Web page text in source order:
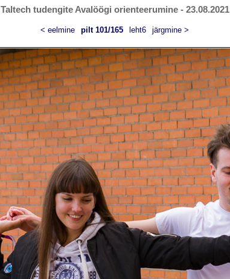
Taltech tudengite Avalöögi orienteerumine - 23.08.2021
< eelmine pilt 101/165 leht6 järgmine >